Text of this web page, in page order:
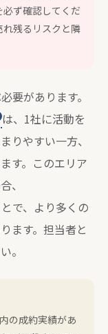
ず確認してくだ
残るリスクと隣
要があります。
は、1社に活動を
りやすい一方、
す。このエリア
、
で、より多くの
ます。担当者と
。
の成約実績があ